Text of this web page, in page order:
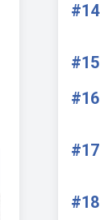
#14
#15
#16
#17
#18